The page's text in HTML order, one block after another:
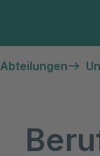
Abteilungen